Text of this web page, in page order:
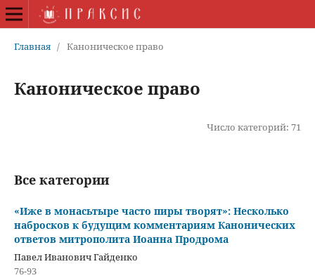
Главная / Каноническое право
Каноническое право
Число категорий: 71
Все категории
«Иже в монасьтыре часто пиры творят»: Несколько
набросков к будущим комментариям Канонических
ответов митрополита Иоанна Продрома
Павел Иванович Гайденко
76-93